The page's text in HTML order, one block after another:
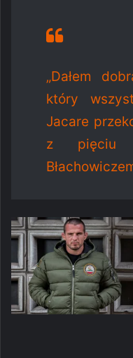
„Dałem
który
Jacare
z pięciu